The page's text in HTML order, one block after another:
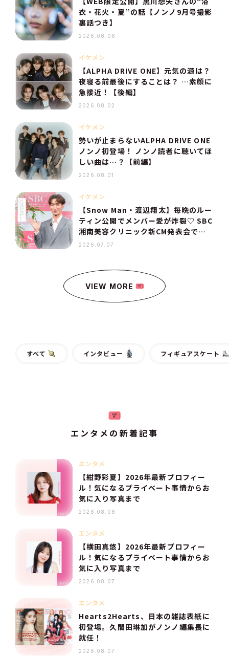
衣・花火・夏”の話【ノンノ9月号撮影
裏話つき】
2026.08.06
イケメン
【ALPHA DRIVE ONE】元気の源は？
夜寝る前最後にすることは？ …素顔に
急接近！【後編】
2026.08.02
イケメン
勢いが止まらないALPHA DRIVE ONE
ノンノ初登場！ ノンノ読者に聴いてほ
しい曲は…？【前編】
2026.08.01
イケメン
【Snow Man・渡辺翔太】毎晩のルー
ティン公開でメンバー愛が炸裂♡ SBC
湘南美容クリニック新CM発表会での
コメントを全文レポート
2026.07.07
VIEW MORE
すべて インタビュー フィギュアスケート
エンタメの新着記事
エンタメ
【紺野彩夏】2026年最新プロフィー
ル！気になるプライベート事情からお
気に入り写真まで
2026.08.08
エンタメ
【横田真悠】2026年最新プロフィー
ル！気になるプライベート事情からお
気に入り写真まで
2026.08.07
エンタメ
Hearts2Hearts、日本の雑誌表紙に
初登場。久間田琳加がノンノ編集長に
就任！
2026.08.07